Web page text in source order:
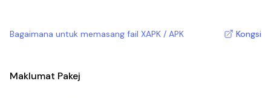
Bagaimana untuk memasang fail XAPK / APK Kongsi
Maklumat Pakej